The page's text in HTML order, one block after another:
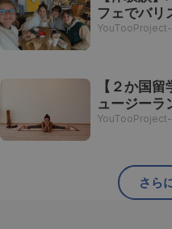
フェでバリ
【２か国
ュージーラ
さら